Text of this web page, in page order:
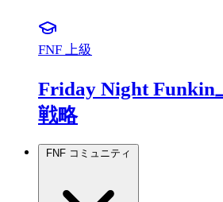
FNF 上級
Friday Night Funkin
戦略